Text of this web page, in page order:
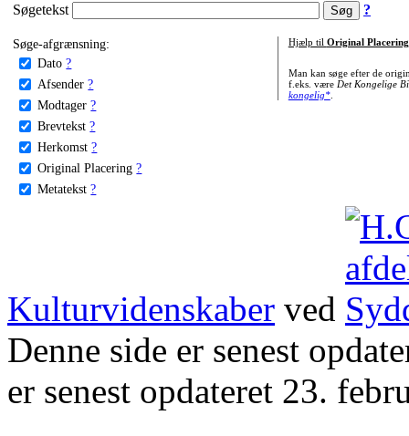
Søgetekst ?
Søge-afgrænsning:
Dato ?
Afsender ?
Modtager ?
Brevtekst ?
Herkomst ?
Original Placering ?
Metatekst ?
Hjælp til Original Placering
Man kan søge efter de
f.eks. være Det Kongelige
kongelig*.
Kulturvidenskaber ved
Denne side er senest
er senest opdateret 23.